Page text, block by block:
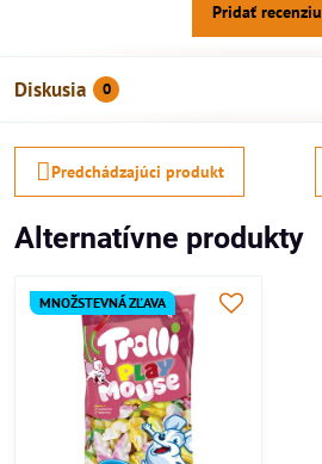
Pridať recenziu
Diskusia 0
Predchádzajúci produkt
Alternatívne produkty
MNOŽSTEVNÁ ZĽAVA